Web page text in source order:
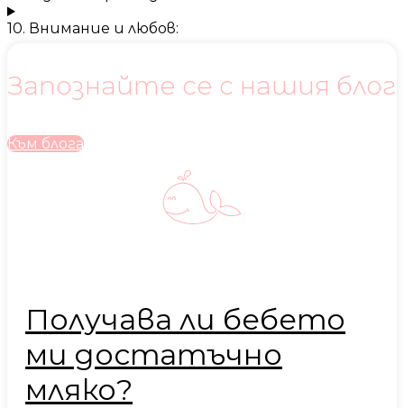
10. Внимание и любов:
Запознайте се с нашия блог
Към блога
Получава ли бебето
ми достатъчно
мляко?